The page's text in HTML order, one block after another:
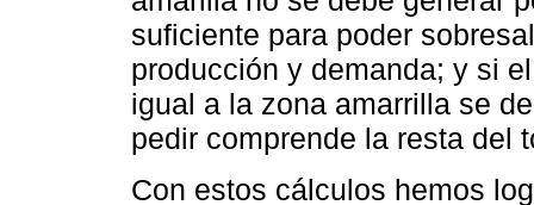
suficiente para poder
producción y demanda; y si
igual a la zona amarrilla se
pedir comprende la resta del
Con estos cálculos hemos